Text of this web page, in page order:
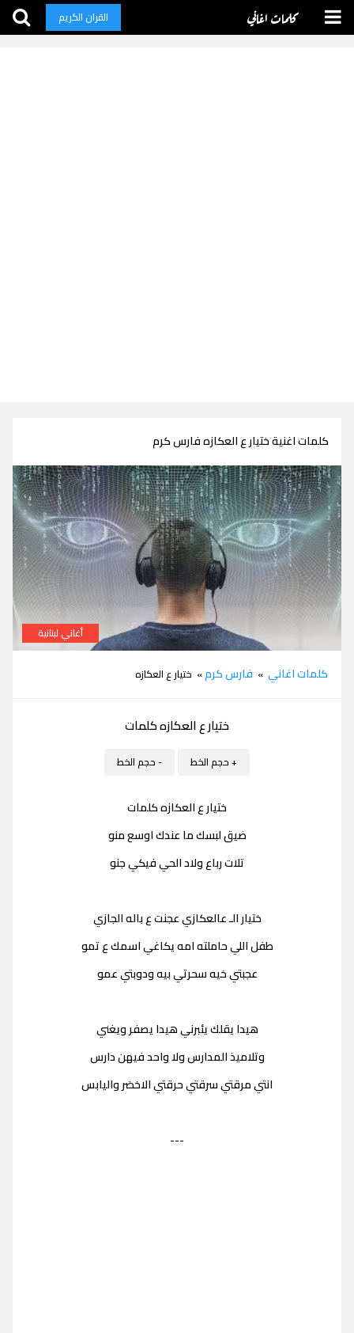
كلمات اغاني القران الكريم
كلمات اغنية ختيار ع العكازه فارس كرم
أغاني لبنانية
كلمات اغاني » فارس كرم» ختيار ع العكازه
ختيار ع العكازه كلمات
+ حجم الخط - حجم الخط
ختيار ع العكازه كلمات
ضيق لبسك ما عندك اوسع منو
تلات رباع ولاد الحي فيكي جنو
ختيار الـ عالعكازي عجنت ع باله الجازي
طفل اللي حاملته امه يكاغي اسمك ع تمو
عجبتي خيه سحرتي بيه ودوبتي عمو
هيدا يقلك يئبرني هيدا يصفر ويغني
وتلاميذ المدارس ولا واحد فيهن دارس
انتي مرقتي سرقتي حرقتي الاخضر واليابس
---